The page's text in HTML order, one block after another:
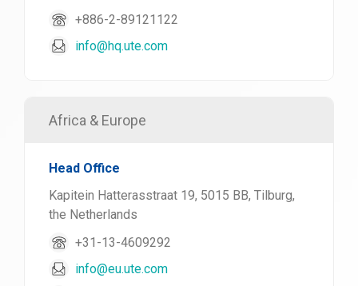
+886-2-89121122
info@hq.ute.com
Africa & Europe
Head Office
Kapitein Hatterasstraat 19, 5015 BB, Tilburg,
the Netherlands
+31-13-4609292
info@eu.ute.com